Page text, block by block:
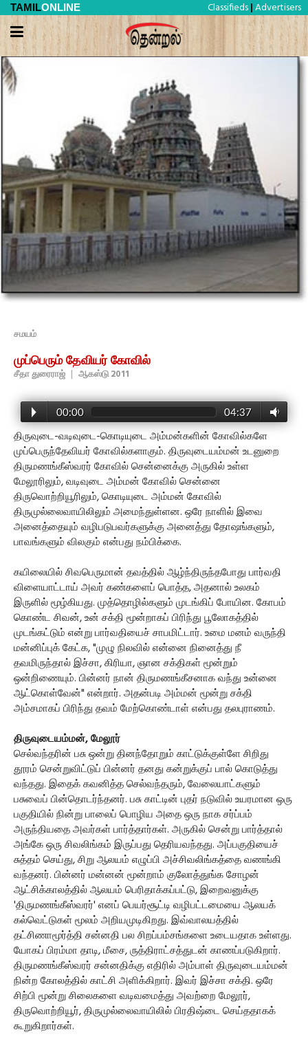
TAMILONLINE Classifieds | Advertisers
சமயம்
முப்பெரும் தேவியர் கோவில்
சீதா துரைராஜ் | ஆகஸ்டு 2011
00:00 04:37
திருவுடை-வடிவுடை-கொடியுடை அம்மன்களின் கோவில்களே
முப்பெருந்தேவியர் கோவில்களாகும். திருவுடையம்மன் உடனுறை
திருமணங்கீஸ்வரர் கோவில் சென்னைக்கு அருகில் உள்ள
மேலூரிலும், வடிவுடை அம்மன் கோவில் சென்னை
திருவொற்றியூரிலும், கொடியுடை அம்மன் கோவில்
திருமுல்லைவாயிலிலும் அமைந்துள்ளன. ஒரே நாளில் இவை
அனைத்தையும் வழிபடுபவர்களுக்கு அனைத்து தோஷங்களும்,
பாவங்களும் விலகும் என்பது நம்பிக்கை.
கயிலையில் சிவபெருமான் தவத்தில் ஆழ்ந்திருந்தபோது பார்வதி
விளையாட்டாய் அவர் கண்களைப் பொத்த, அதனால் உலகம்
இருளில் மூழ்கியது. முத்தொழில்களும் முடங்கிப் போயின. கோபம்
கொண்ட சிவன், உன் சக்தி மூன்றாகப் பிரிந்து பூலோகத்தில்
முடங்கட்டும் என்று பார்வதியைச் சாபமிட்டார். உமை மனம் வருந்தி
மன்னிப்புக் கேட்க, "முழு நிலவில் என்னை நினைத்து நீ
தவமிருந்தால் இச்சா, கிரியா, ஞான சக்திகள் மூன்றும்
ஒன்றிணையும். பின்னர் நான் திருமணங்கீசனாக வந்து உன்னை
ஆட்கொள்வேன்" என்றார். அதன்படி அம்மன் மூன்று சக்தி
அம்சமாகப் பிரிந்து தவம் மேற்கொண்டாள் என்பது தலபுராணம்.
திருவுடையம்மன், மேலூர்
செல்வந்தரின் பசு ஒன்று தினந்தோறும் காட்டுக்குள்ளே சிறிது
தூரம் சென்றுவிட்டுப் பின்னர் தனது கன்றுக்குப் பால் கொடுத்து
வந்தது. இதைக் கவனித்த செல்வந்தரும், வேலையாட்களும்
பசுவைப் பின்தொடர்ந்தனர். பசு காட்டின் புதர் நடுவில் உயரமான ஒரு
பகுதியில் நின்று பாலைப் பொழிய அதை ஒரு நாக சர்ப்பம்
அருந்தியதை அவர்கள் பார்த்தார்கள். அருகில் சென்று பார்த்தால்
அங்கே ஒரு சிவலிங்கம் இருப்பது தெரியவந்தது. அப்பகுதியைச்
சுத்தம் செய்து, சிறு ஆலயம் எழுப்பி அச்சிவலிங்கத்தை வணங்கி
வந்தனர். பின்னர் மன்னன் மூன்றாம் குலோத்துங்க சோழன்
ஆட்சிக்காலத்தில் ஆலயம் பெரிதாக்கப்பட்டு, இறைவனுக்கு
'திருமணங்கீஸ்வரர்' எனப் பெயர்சூட்டி வழிபட்டமையை ஆலயக்
கல்வெட்டுகள் மூலம் அறியமுடிகிறது. இவ்வாலயத்தில்
தட்சிணாமூர்த்தி சன்னதி பல சிறப்பம்சங்களை உடையதாக உள்ளது.
யோகப் பிரம்மா தாடி, மீசை, ருத்திராட்சத்துடன் காணப்படுகிறார்.
திருமணங்கீஸ்வரர் சன்னதிக்கு எதிரில் அம்பாள் திருவுடையம்மன்
நின்ற கோலத்தில் காட்சி அளிக்கிறார். இவர் இச்சா சக்தி. ஒரே
சிற்பி மூன்று சிலைகளை வடிவமைத்து அவற்றை மேலூர்,
திருவொற்றியூர், திருமுல்லைவாயிலில் பிரதிஷ்டை செய்ததாகக்
கூறுகிறார்கள்.